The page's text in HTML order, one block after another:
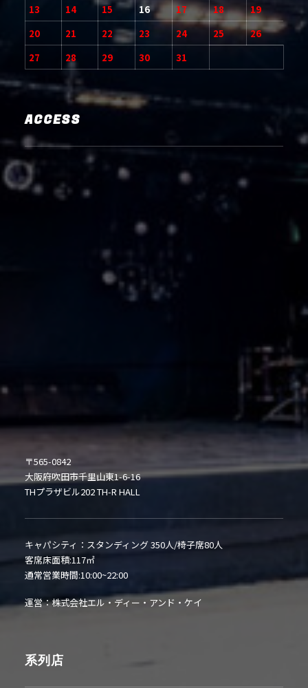
13
14 15 16 17 18
19
20
21 22 23 24 25
26
27
28 29 30 31
ACCESS
〒565-0842
大阪府吹田市千里山東1-6-16
THプラザビル202 TH-R HALL
キャパシティ：スタンディング 350人/椅子席80人
客席床面積:117㎡
通常営業時間:10:00~22:00
運営：株式会社エル・ディー・アンド・ケイ
系列店